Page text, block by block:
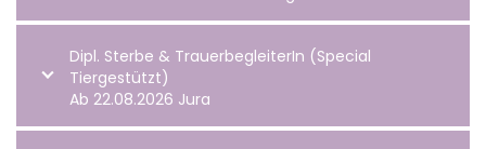
Dipl. Sterbe & TrauerbegleiterIn (Special
Tiergestützt)
Ab 22.08.2026 Jura